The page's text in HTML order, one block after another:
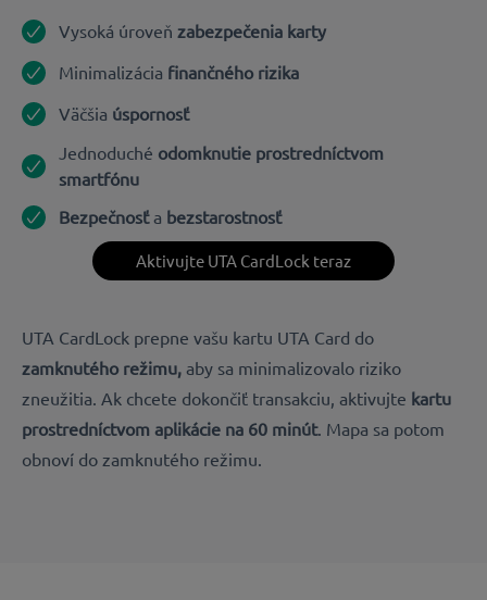
Vysoká úroveň zabezpečenia karty
Minimalizácia finančného rizika
Väčšia úspornosť
Jednoduché odomknutie prostredníctvom
smartfónu
Bezpečnosťa bezstarostnosť
Aktivujte UTA CardLock teraz
UTA CardLock prepne vašu kartu UTA Card do
zamknutého režimu, aby sa minimalizovalo riziko
zneužitia. Ak chcete dokončiť transakciu, aktivujte kartu
prostredníctvom aplikácie na 60 minút. Mapa sa potom
obnoví do zamknutého režimu.